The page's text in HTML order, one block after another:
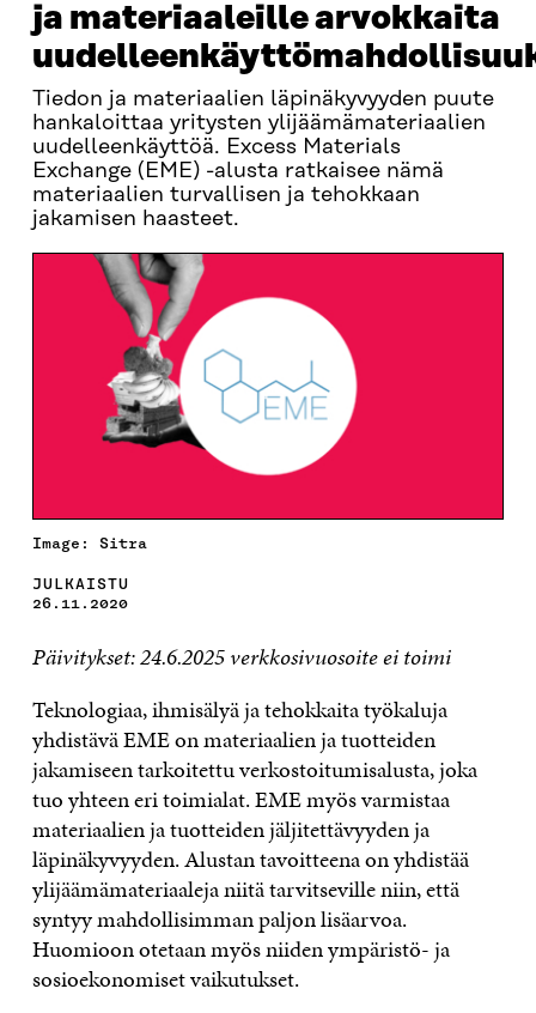
ja materiaaleille arvokkaita
Tiedon ja materiaalien läpinäkyvyyden puute
hankaloittaa yritysten ylijäämämateriaalien
uudelleenkäyttöä. Excess Materials
Exchange (EME) -alusta ratkaisee nämä
materiaalien turvallisen ja tehokkaan
jakamisen haasteet.
Image: Sitra
JULKAISTU
26.11.2020
Päivitykset: 24.6.2025 verkkosivuosoite ei toimi
Teknologiaa, ihmisälyä ja tehokkaita työkaluja
yhdistävä EME on materiaalien ja tuotteiden
jakamiseen tarkoitettu verkostoitumisalusta, joka
tuo yhteen eri toimialat. EME myös varmistaa
materiaalien ja tuotteiden jäljitettävyyden ja
läpinäkyvyyden. Alustan tavoitteena on yhdistää
ylijäämämateriaaleja niitä tarvitseville niin, että
syntyy mahdollisimman paljon lisäarvoa.
Huomioon otetaan myös niiden ympäristö- ja
sosioekonomiset vaikutukset.